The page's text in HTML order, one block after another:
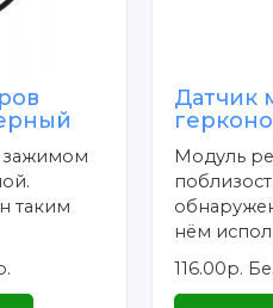
зажимом
таким
Датчик
Модуль
нём
116.00р.